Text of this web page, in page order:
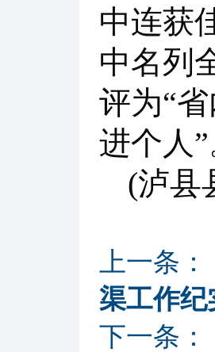
中连获
中名列
评为“
进个人”
(泸县
上一条：
渠工作纪
下一条：